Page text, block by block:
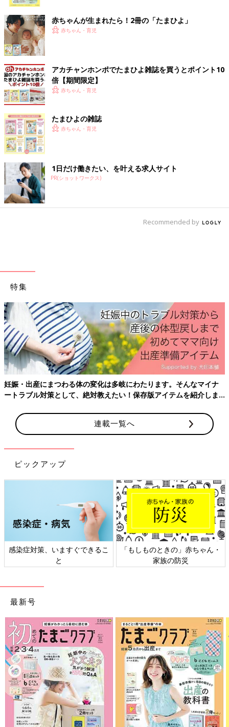
出典：Instagramアカウント「maachan2002」
maachan2002さんがダイソーで購入したのは、パステルカラー
が目をひく「立体トートバッグ（ギョロ目）」。 メッシュ素材
なので、軽くて持ちやすそう。330円商品のようですが、マチや
ファスナーも付いていて実用的ですよね◎
ナスカン付きで便利！小さめサイズの「マルチケー
ス（ギョロ目）」
出典：Instagramアカウント「100kin_mag」
さなのだそう。ナスカン付きで引っかけられるので、ミニバッグ
やスマホショルダーなどと一緒に使うと便利そうですね♪
ダイソー「バズりすぎて売り切れ続出」
「ヘビロテ決定」大人気のファッション
グッズ4選
プチプラでおしゃれな商品がそろうことから、
SNSでも注目を集めているダイソーのファッシ
ョングッズ。今回は、可愛くて使いやすいと評
判の大人気アイテムをご紹介します！バズり中
の優秀バッグも登場しているので、ぜひチェッ
今回は、SNSで話題になっているダイソーのギョロ目グッズをご
になるものがあれば、ぜひ店舗やオンラインショップでチェック
(文：mayu)
●記事内の価格はすべて税込み、2025年9月時点のものです。
●記事内容でご紹介している投稿、リンク先は、削除される場合
があります。あらかじめご了承ください。
●記事の内容は2025年9月の情報で、現在と異なる場合がありま
す。
【ダイソー】一家に一個あって損なし！
防災にも育児にも使える便利グッズが優
赤ちゃんが生まれたら！2冊の「たまひよ」
赤ちゃん・育児
アカチャンホンポでたまひよ雑誌を買うとポイント10
倍【期間限定】
赤ちゃん・育児
たまひよの雑誌
赤ちゃん・育児
1日だけ働きたい、を叶える求人サイト
PR(ショットワークス)
Recommended by
特集
妊娠・出産にまつわる体の変化は多岐にわたります。そんなマイナ
ートラブル対策として、絶対教えたい！保存版アイテムを紹介しま
連載一覧へ
ピックアップ
感染症対策、いますぐできるこ
と
「もしものときの」赤ちゃん・
家族の防災
最新号